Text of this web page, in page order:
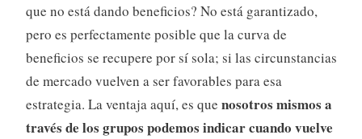
que no está dando beneficios? No está garantizado,
pero es perfectamente posible que la curva de
beneficios se recupere por sí sola; si las circunstancias
de mercado vuelven a ser favorables para esa
estrategia. La ventaja aquí, es que nosotros mismos a
través de los grupos podemos indicar cuando vuelve